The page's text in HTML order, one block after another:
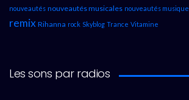
nouveautés nouveautés musicales nouveautés musique
remix Rihanna rock Skyblog Trance Vitamine
Les sons par radios